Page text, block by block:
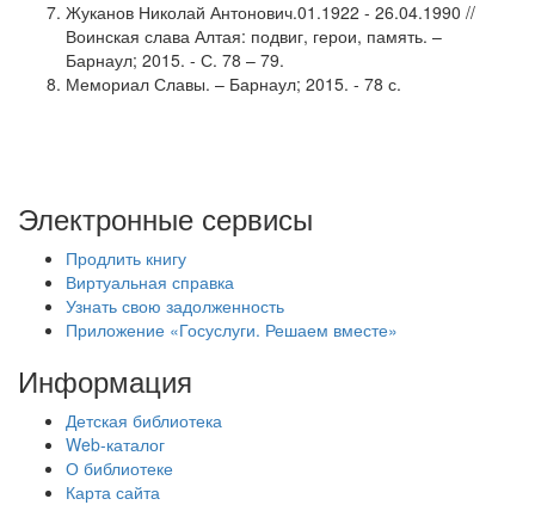
Жуканов Николай Антонович.01.1922 - 26.04.1990 //
Воинская слава Алтая: подвиг, герои, память. –
Барнаул; 2015. - С. 78 – 79.
Мемориал Славы. – Барнаул; 2015. - 78 с.
Электронные сервисы
Продлить книгу
Виртуальная справка
Узнать свою задолженность
Приложение «Госуслуги. Решаем вместе»
Информация
Детская библиотека
Web-каталог
О библиотеке
Карта сайта